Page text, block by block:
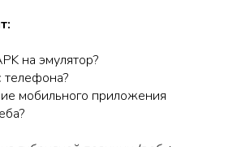
на эмулятор?
телефона?
мобильного приложения